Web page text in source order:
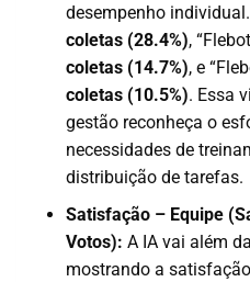
desempenho
coletas (28.4%),
coletas (14.7%), e
coletas (10.5%). Essa
gestão reconheça o
necessidades de
distribuição de tarefas.
Satisfação – Equipe
Votos): A IA vai além
mostrando a